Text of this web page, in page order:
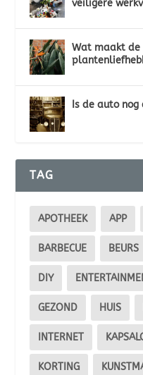
veiligere
Wat maakt
Is de auto
TAG
APOTHEEK APP
BARBECUE BEURS
DIY
GEZOND HUIS
INTERNET
KORTING